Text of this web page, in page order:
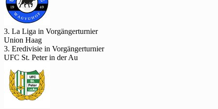
3. La Liga in Vorgängerturnier
Union Haag
3. Eredivisie in Vorgängerturnier
UFC St. Peter in der Au